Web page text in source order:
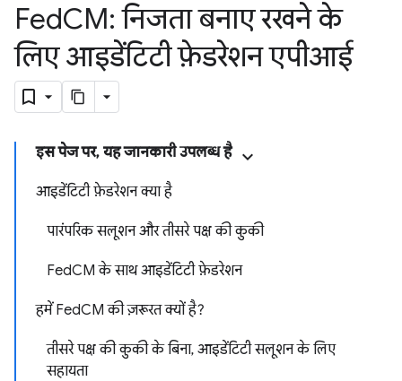
FedCM: निजता बनाए रखने के
लिए आइडेंटिटी फ़ेडरेशन एपीआई
इस पेज पर, यह जानकारी उपलब्ध है
आइडेंटिटी फ़ेडरेशन क्या है
पारंपरिक सलूशन और तीसरे पक्ष की कुकी
FedCM के साथ आइडेंटिटी फ़ेडरेशन
हमें FedCM की ज़रूरत क्यों है?
तीसरे पक्ष की कुकी के बिना, आइडेंटिटी सलूशन के लिए
सहायता